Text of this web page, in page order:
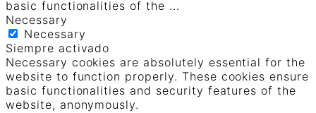
basic functionalities of the ...
Necessary
Necessary
Siempre activado
Necessary cookies are absolutely essential for the
website to function properly. These cookies ensure
basic functionalities and security features of the
website, anonymously.